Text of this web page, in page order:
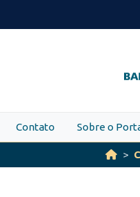
Contato Sobre o